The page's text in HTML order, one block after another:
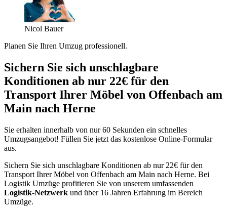
Nicol Bauer
Planen Sie Ihren Umzug professionell.
Sichern Sie sich unschlagbare
Konditionen ab nur 22€ für den
Transport Ihrer Möbel von Offenbach am
Main nach Herne
Sie erhalten innerhalb von nur 60 Sekunden ein schnelles
Umzugsangebot! Füllen Sie jetzt das kostenlose Online-Formular
aus.
Sichern Sie sich unschlagbare Konditionen ab nur 22€ für den
Transport Ihrer Möbel von Offenbach am Main nach Herne. Bei
Logistik Umzüge profitieren Sie von unserem umfassenden
Logistik-Netzwerk und über 16 Jahren Erfahrung im Bereich
Umzüge.